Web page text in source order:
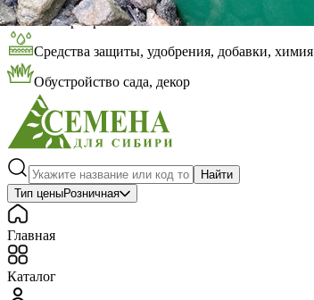
Консервирование
Средства защиты, удобрения, добавки, химия
Обустройство сада, декор
Найти
Тип ценыРозничная
Главная
Каталог